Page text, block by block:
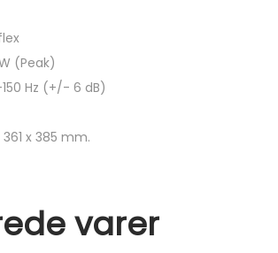
(Peak)
Hz (+/- 6 dB)
x 385 mm.
varer